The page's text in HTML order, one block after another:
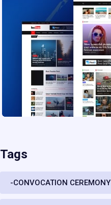
Tags
-CONVOCATION CEREMONY